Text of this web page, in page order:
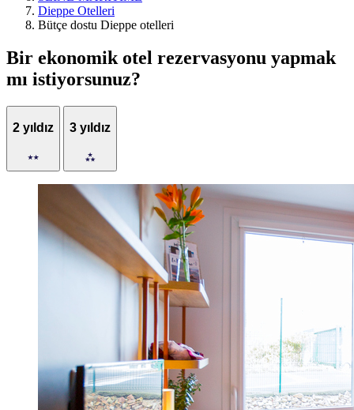
Dieppe Otelleri
Bütçe dostu Dieppe otelleri
Bir ekonomik otel rezervasyonu yapmak
mı istiyorsunuz?
2 yıldız 3 yıldız